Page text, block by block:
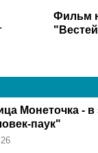
Фильм
Монеточка -
паук"